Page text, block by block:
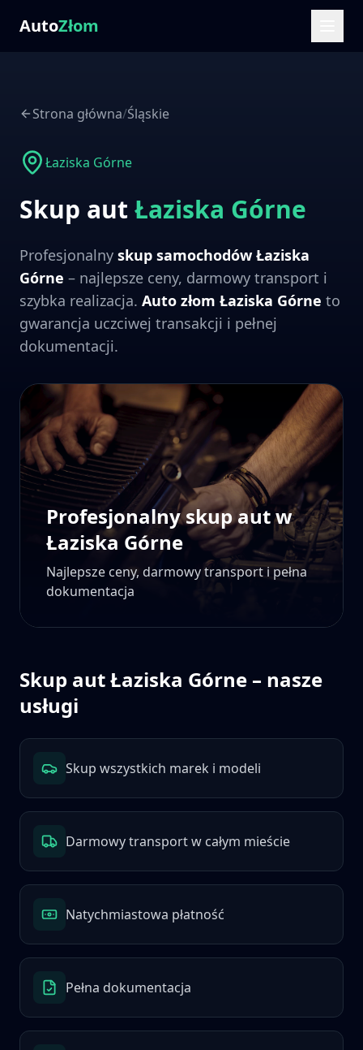
AutoZłom
Strona główna/Śląskie
Łaziska Górne
Skup aut Łaziska Górne
Profesjonalny skup samochodów Łaziska
Górne – najlepsze ceny, darmowy transport i
szybka realizacja. Auto złom Łaziska Górne to
gwarancja uczciwej transakcji i pełnej
dokumentacji.
Profesjonalny skup aut w
Łaziska Górne
Najlepsze ceny, darmowy transport i pełna
dokumentacja
Skup autŁaziska Górne – nasze
usługi
Skup wszystkich marek i modeli
Darmowy transport w całym mieście
Natychmiastowa płatność
Pełna dokumentacja